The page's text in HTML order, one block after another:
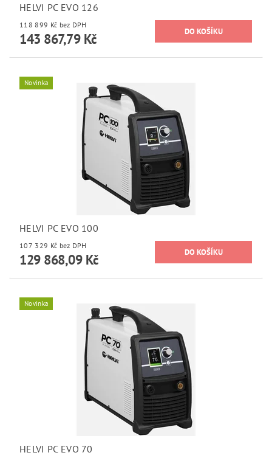
HELVI PC EVO 126
118 899 Kč bez DPH
143 867,79 Kč
Novinka
HELVI PC EVO 100
107 329 Kč bez DPH
129 868,09 Kč
Novinka
HELVI PC EVO 70